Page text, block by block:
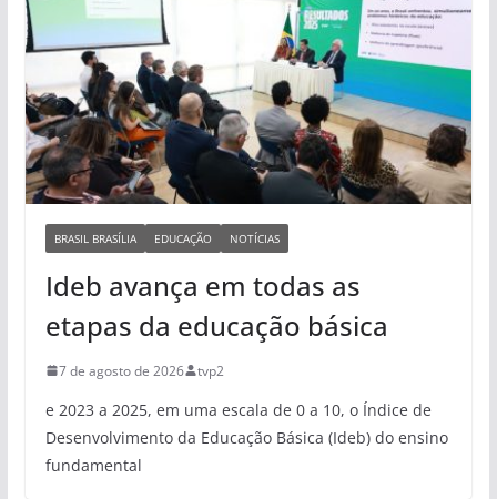
BRASIL BRASÍLIA EDUCAÇÃO NOTÍCIAS
Ideb avança em todas as
etapas da educação básica
7 de agosto de 2026 tvp2
e 2023 a 2025, em uma escala de 0 a 10, o Índice de
Desenvolvimento da Educação Básica (Ideb) do ensino
fundamental